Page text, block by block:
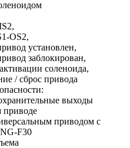
OS2,
установлен,
заблокирован,
соленоида,
/ сброс привода
выходы
приводе
приводом с
F30